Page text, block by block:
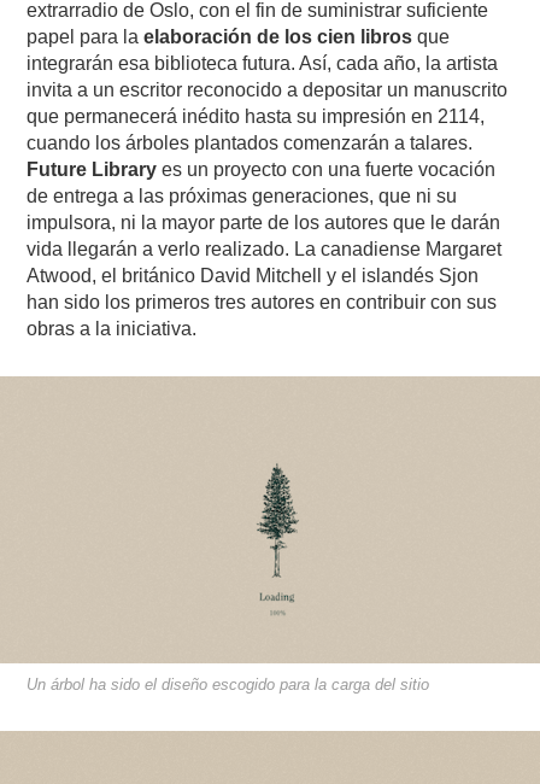
extrarradio de Oslo, con el fin de suministrar suficiente
papel para la elaboración de los cien libros que
integrarán esa biblioteca futura. Así, cada año, la artista
invita a un escritor reconocido a depositar un manuscrito
que permanecerá inédito hasta su impresión en 2114,
cuando los árboles plantados comenzarán a talares.
Future Library es un proyecto con una fuerte vocación
de entrega a las próximas generaciones, que ni su
impulsora, ni la mayor parte de los autores que le darán
vida llegarán a verlo realizado. La canadiense Margaret
Atwood, el británico David Mitchell y el islandés Sjon
han sido los primeros tres autores en contribuir con sus
obras a la iniciativa.
Un árbol ha sido el diseño escogido para la carga del sitio